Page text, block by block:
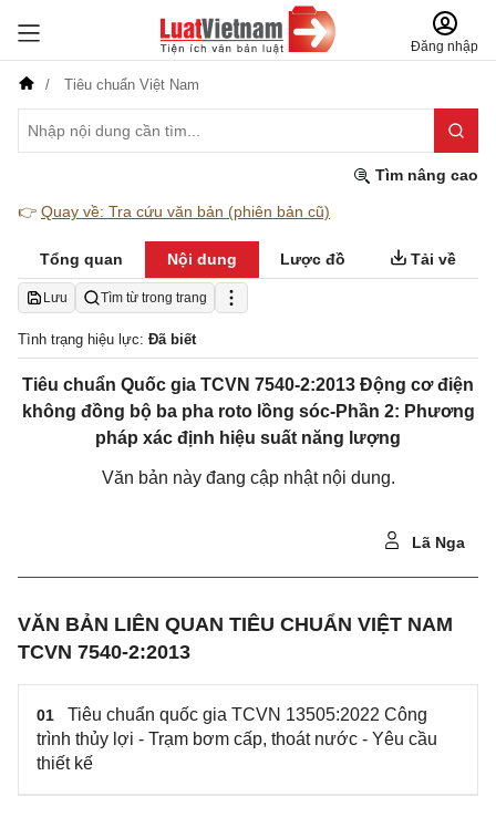
Đăng nhập
Tiêu chuẩn Việt Nam
Tìm nâng cao
👉 Quay về: Tra cứu văn bản (phiên bản cũ)
Tổng quan Nội dung Lược đồ Tải về
Lưu Tìm từ trong trang
Tình trạng hiệu lực: Đã biết
Tiêu chuẩn Quốc gia TCVN 7540-2:2013 Động cơ điện
không đồng bộ ba pha roto lồng sóc-Phần 2: Phương
pháp xác định hiệu suất năng lượng
Văn bản này đang cập nhật nội dung.
Lã Nga
VĂN BẢN LIÊN QUAN TIÊU CHUẨN VIỆT NAM
TCVN 7540-2:2013
01
Tiêu chuẩn quốc gia TCVN 13505:2022 Công
trình thủy lợi - Trạm bơm cấp, thoát nước - Yêu cầu
thiết kế